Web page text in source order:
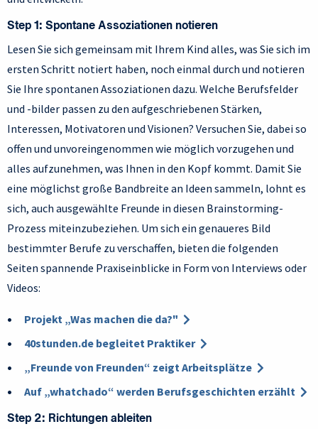
Step 1: Spontane Assoziationen notieren
Lesen Sie sich gemeinsam mit Ihrem Kind alles, was Sie sich im
ersten Schritt notiert haben, noch einmal durch und notieren
Sie Ihre spontanen Assoziationen dazu. Welche Berufsfelder
und -bilder passen zu den aufgeschriebenen Stärken,
Interessen, Motivatoren und Visionen? Versuchen Sie, dabei so
offen und unvoreingenommen wie möglich vorzugehen und
alles aufzunehmen, was Ihnen in den Kopf kommt. Damit Sie
eine möglichst große Bandbreite an Ideen sammeln, lohnt es
sich, auch ausgewählte Freunde in diesen Brainstorming-
Prozess miteinzubeziehen. Um sich ein genaueres Bild
bestimmter Berufe zu verschaffen, bieten die folgenden
Seiten spannende Praxiseinblicke in Form von Interviews oder
Videos:
Projekt „Was machen die da?"
40stunden.de begleitet Praktiker
„Freunde von Freunden“ zeigt Arbeitsplätze
Auf „whatchado“ werden Berufsgeschichten erzählt
Step 2: Richtungen ableiten